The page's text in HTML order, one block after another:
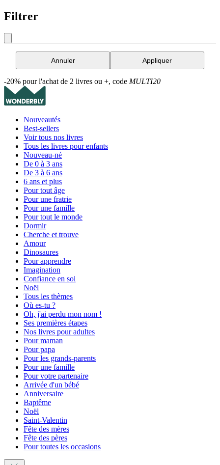
Filtrer
Annuler Appliquer
-20% pour l'achat de 2 livres ou +, code MULTI20
Nouveautés
Best-sellers
Voir tous nos livres
Tous les livres pour enfants
Nouveau-né
De 0 à 3 ans
De 3 à 6 ans
6 ans et plus
Pour tout âge
Pour une fratrie
Pour une famille
Pour tout le monde
Dormir
Cherche et trouve
Amour
Dinosaures
Pour apprendre
Imagination
Confiance en soi
Noël
Tous les thèmes
Où es-tu ?
Oh, j'ai perdu mon nom !
Ses premières étapes
Nos livres pour adultes
Pour maman
Pour papa
Pour les grands-parents
Pour une famille
Pour votre partenaire
Arrivée d'un bébé
Anniversaire
Baptême
Noël
Saint-Valentin
Fête des mères
Fête des pères
Pour toutes les occasions